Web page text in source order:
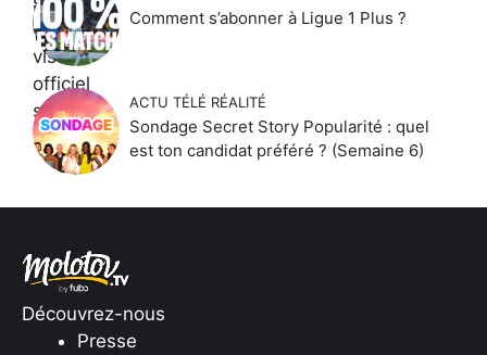
Comment s’abonner à Ligue 1 Plus ?
ACTU TÉLÉ RÉALITÉ
Sondage Secret Story Popularité : quel
est ton candidat préféré ? (Semaine 6)
Découvrez-nous
Presse